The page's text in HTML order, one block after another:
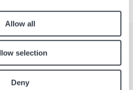
Allow all
selection
Deny
in Europa, Asia e America. La nostra
le novità dei marchi di orologeria e